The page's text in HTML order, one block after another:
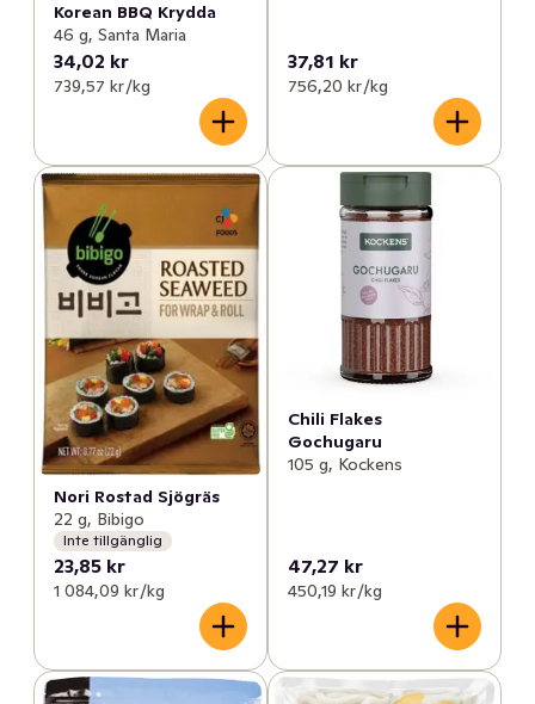
Korean BBQ Krydda
46 g, Santa Maria
34,02 kr
739,57 kr /kg
37,81 kr
756,20 kr /kg
Nori Rostad Sjögräs
22 g, Bibigo
Inte tillgänglig
23,85 kr
1 084,09 kr /kg
Chili Flakes
Gochugaru
105 g, Kockens
47,27 kr
450,19 kr /kg